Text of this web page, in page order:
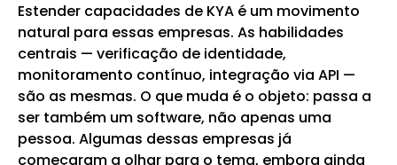
Estender capacidades de KYA é um movimento
natural para essas empresas. As habilidades
centrais — verificação de identidade,
monitoramento contínuo, integração via API —
são as mesmas. O que muda é o objeto: passa a
ser também um software, não apenas uma
pessoa. Algumas dessas empresas já
começaram a olhar para o tema, embora ainda